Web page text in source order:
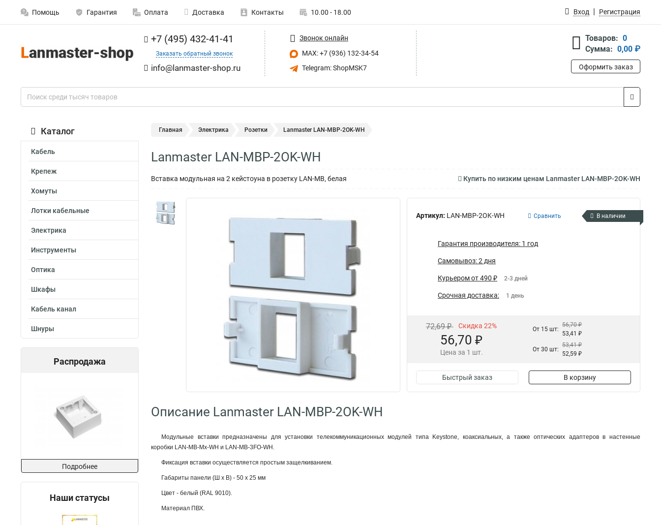
Помощь Гарантия Оплата Доставка Контакты 10.00 - 18.00 Вход Регистрация
+7 (495) 432-41-41
Заказать обратный звонок
info@lanmaster-shop.ru
Звонок онлайн
MAX: +7 (936) 132-34-54
Telegram: ShopMSK7
Товаров: 0
Сумма: 0,00 ₽
Оформить заказ
Каталог
Кабель
Крепеж
Хомуты
Лотки кабельные
Электрика
Инструменты
Оптика
Шкафы
Кабель канал
Шнуры
Распродажа
Подробнее
Наши статусы
Главная Электрика Розетки Lanmaster LAN-MBP-2OK-WH
Lanmaster LAN-MBP-2OK-WH
Вставка модульная на 2 кейстоуна в розетку LAN-MB, белая Купить по низким ценам Lanmaster LAN-MBP-2OK-WH
Артикул: LAN-MBP-2OK-WH Сравнить В наличии
Гарантия производителя: 1 год
Самовывоз: 2 дня
Курьером от 490 ₽ 2-3 дней
Срочная доставка: 1 день
72,69 ₽ Скидка 22%
56,70 ₽
Цена за 1 шт.
От 15 шт:
56,70 ₽
53,41 ₽
От 30 шт:
53,41 ₽
52,59 ₽
Быстрый заказ В корзину
Описание Lanmaster LAN-MBP-2OK-WH
Модульные вставки предназначены для установки телекоммуникационных модулей типа Keystone, коаксиальных, а также оптических адаптеров в настенные
коробки LAN-MB-Mx-WH и LAN-MB-3FO-WH.
Фиксация вставки осуществляется простым защелкиванием.
Габариты панели (Ш х В) - 50 х 25 мм
Цвет - белый (RAL 9010).
Материал ПВХ.